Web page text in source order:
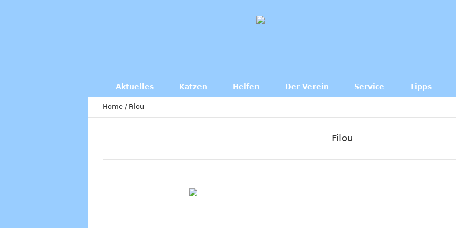
Aktuelles Katzen Helfen Der Verein Service Tipps
Home / Filou
Filou